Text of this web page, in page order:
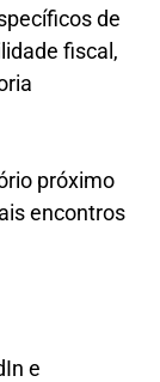
de
fiscal,
próximo
encontros
e